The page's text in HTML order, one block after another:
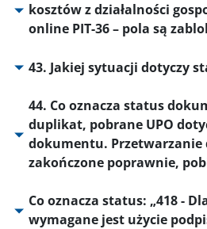
kosztów z działalności
online PIT-36 – pola są
43. Jakiej sytuacji dotyczy
44. Co oznacza status
duplikat, pobrane UPO
dokumentu.
zakończone poprawnie,
Co oznacza status: „418 -
wymagane jest użycie